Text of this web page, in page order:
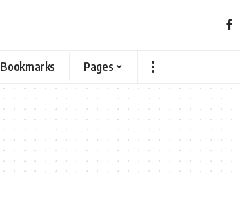
Bookmarks Pages